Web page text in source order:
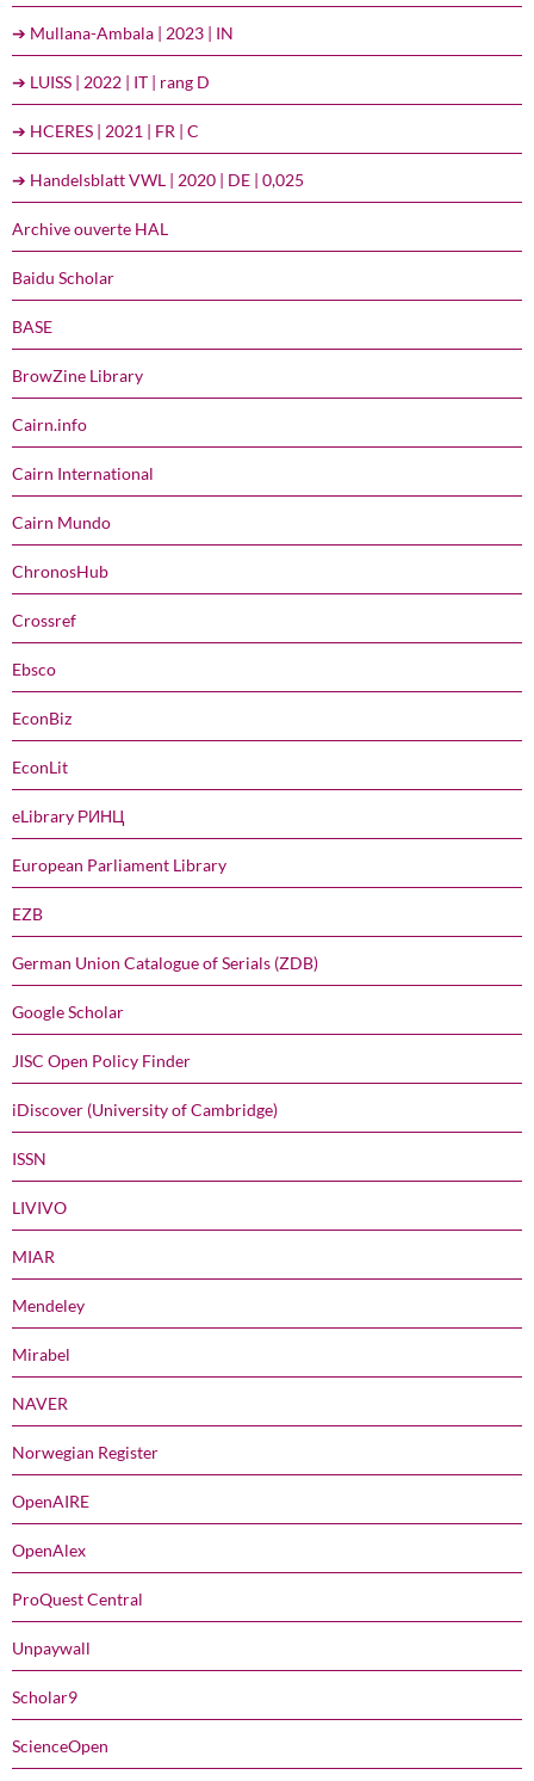
➔ Mullana-Ambala | 2023 | IN
➔ LUISS | 2022 | IT | rang D
➔ HCERES | 2021 | FR | C
➔ Handelsblatt VWL | 2020 | DE | 0,025
Archive ouverte HAL
Baidu Scholar
BASE
BrowZine Library
Cairn.info
Cairn International
Cairn Mundo
ChronosHub
Crossref
Ebsco
EconBiz
EconLit
eLibrary РИНЦ
European Parliament Library
EZB
German Union Catalogue of Serials (ZDB)
Google Scholar
JISC Open Policy Finder
iDiscover (University of Cambridge)
ISSN
LIVIVO
MIAR
Mendeley
Mirabel
NAVER
Norwegian Register
OpenAIRE
OpenAlex
ProQuest Central
Unpaywall
Scholar9
ScienceOpen